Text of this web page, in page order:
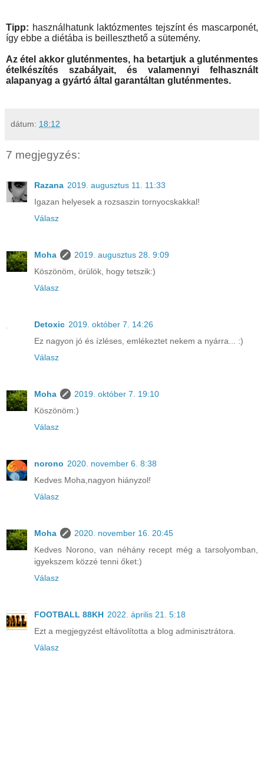
Tipp: használhatunk laktózmentes tejszínt és mascarponét,
így ebbe a diétába is beilleszthető a sütemény.
Az étel akkor gluténmentes, ha betartjuk a gluténmentes
ételkészítés szabályait, és valamennyi felhasznált
alapanyag a gyártó által garantáltan gluténmentes.
dátum: 18:12
7 megjegyzés:
Razana 2019. augusztus 11. 11:33
Igazan helyesek a rozsaszin tornyocskakkal!
Válasz
Moha
2019. augusztus 28. 9:09
Köszönöm, örülök, hogy tetszik:)
Válasz
Detoxic 2019. október 7. 14:26
Ez nagyon jó és ízléses, emlékeztet nekem a nyárra... :)
Válasz
Moha
2019. október 7. 19:10
Köszönöm:)
Válasz
norono 2020. november 6. 8:38
Kedves Moha,nagyon hiányzol!
Válasz
Moha
2020. november 16. 20:45
Kedves Norono, van néhány recept még a tarsolyomban,
igyekszem közzé tenni őket:)
Válasz
FOOTBALL 88KH 2022. április 21. 5:18
Ezt a megjegyzést eltávolította a blog adminisztrátora.
Válasz